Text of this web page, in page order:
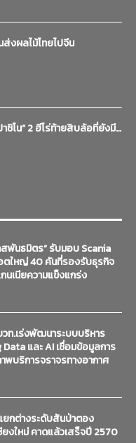
ส่งผลไม้ไทยไปจีน
าชิโน” 2 ฮีโร่ท้ายสิบล้อที่ยังมี…
พันธมิตร” รับมอบ Scania
ตใหญ่ 40 คันที่รองรับธุรกิจ
เนียความแข็งแกร่ง
ท.เร่งพัฒนาระบบบริหาร
และ AI เชื่อมข้อมูลการ
พบริการจราจรทางอากาศ
ยกต่างระดับสันป่าตอง
งใหม่ คาดแล้วเสร็จปี 2570